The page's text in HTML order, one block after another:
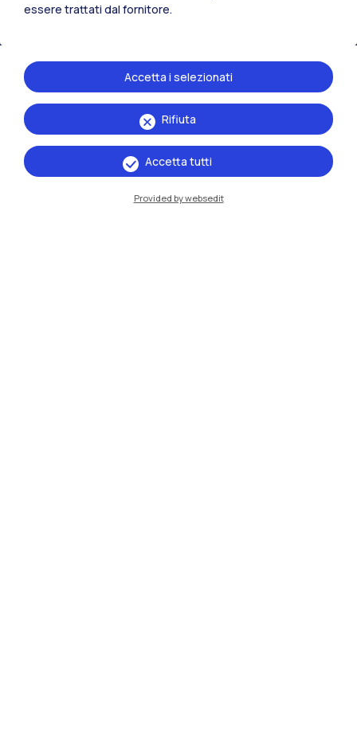
Residenze
essere trattati dal fornitore.
Rifiuta
Accetta i selezionati
Accetta tutti
Provided by websedit